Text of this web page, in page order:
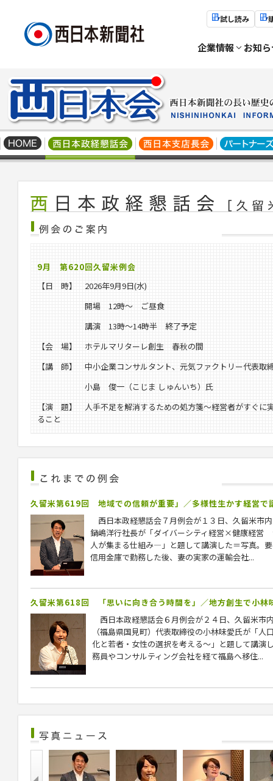
試し読み
企業情報 お知
9月 第620回久留米例会
【日 時】 2026年9月9日(水)
開場 12時～ ご昼食
講演 13時～14時半 終了予定
【会 場】 ホテルマリターレ創生 春秋の間
【講 師】 中小企業コンサルタント、元気ファクトリー代表取
小島 俊一（こじま しゅんいち）氏
【演 題】 人手不足を解消するための処方箋～経営者がすぐに
ること
久留米第619回 地域での信頼が重要」／多様性生かす経営で
西日本政経懇話会７月例会が１３日、久留米市
鍋嶋洋行社長が「ダイバーシティ経営×健康経
人が集まる仕組み―」と題して講演した＝写真。
信用金庫で勤務した後、妻の実家の運輸会社...
久留米第618回 「思いに向き合う時間を」／地方創生で小林
西日本政経懇話会６月例会が２４日、久留米市
（福島県国見町）代表取締役の小林味愛氏が「
化と若者・女性の選択を考える～」と題して講
務員やコンサルティング会社を経て福島へ移住...